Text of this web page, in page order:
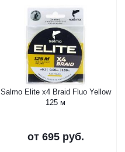
Salmo Elite x4 Braid Fluo Yellow
125 м
от 695 руб.